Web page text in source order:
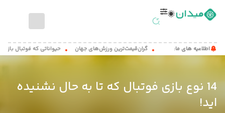
اطلاعیه های ما: گران‌قیمت‌ترین ورزش‌های جهان حیواناتی که فوتبال بازی می
14 نوع بازی فوتبال که تا به حال نشنیده
اید!
صفحه
اصلی
ورزشی
مطالب